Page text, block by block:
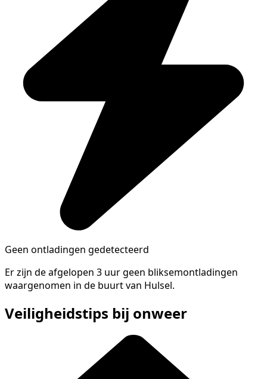
Geen ontladingen gedetecteerd
Er zijn de afgelopen 3 uur geen bliksemontladingen
waargenomen in de buurt van Hulsel.
Veiligheidstips bij onweer